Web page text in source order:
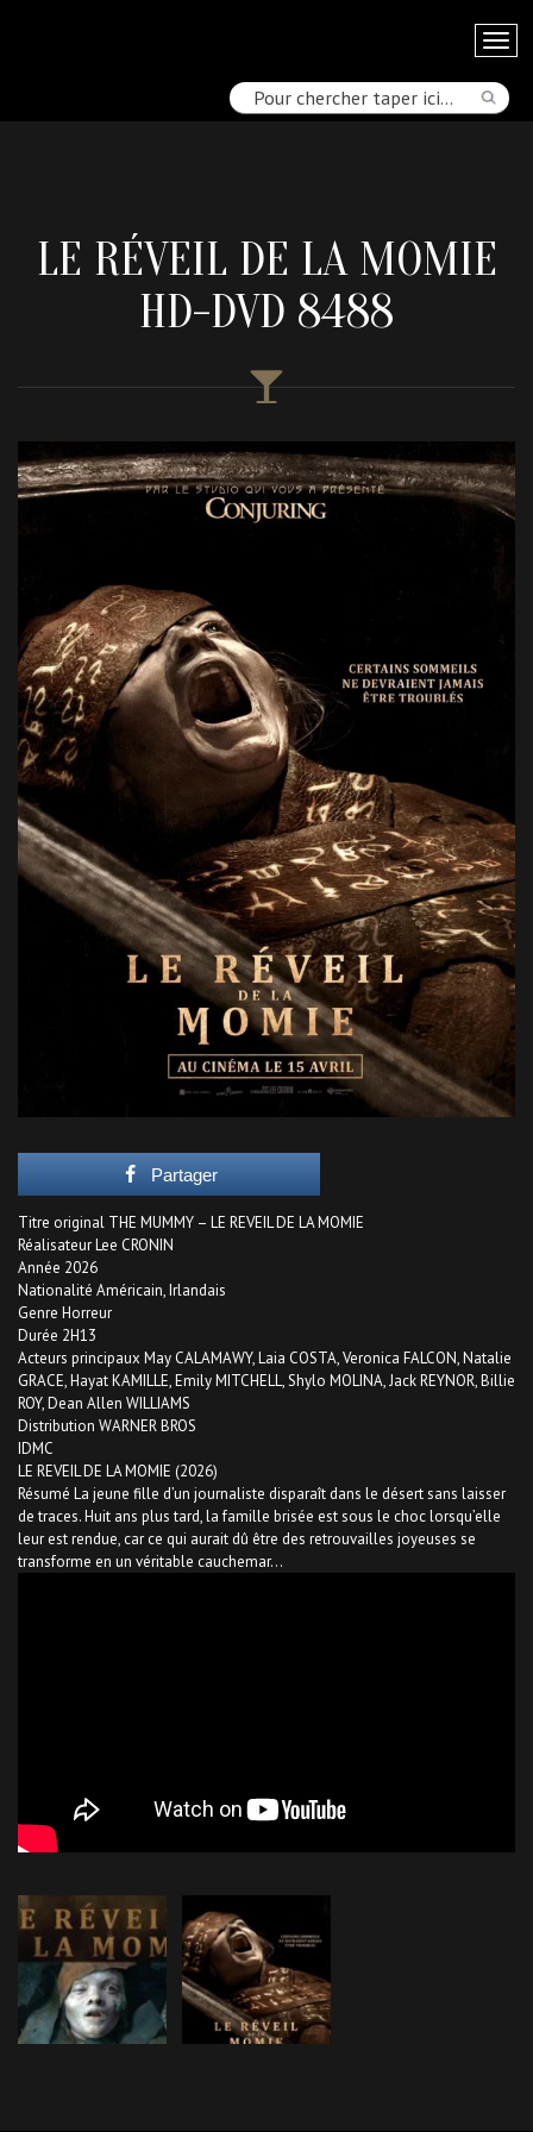
LE RÉVEIL DE LA MOMIE
HD-DVD 8488
Partager
Titre original THE MUMMY – LE REVEIL DE LA MOMIE
Réalisateur Lee CRONIN
Année 2026
Nationalité Américain, Irlandais
Genre Horreur
Durée 2H13
Acteurs principaux May CALAMAWY, Laia COSTA, Veronica FALCON, Natalie
GRACE, Hayat KAMILLE, Emily MITCHELL, Shylo MOLINA, Jack REYNOR, Billie
ROY, Dean Allen WILLIAMS
Distribution WARNER BROS
IDMC
LE REVEIL DE LA MOMIE (2026)
Résumé La jeune fille d’un journaliste disparaît dans le désert sans laisser
de traces. Huit ans plus tard, la famille brisée est sous le choc lorsqu’elle
leur est rendue, car ce qui aurait dû être des retrouvailles joyeuses se
transforme en un véritable cauchemar…